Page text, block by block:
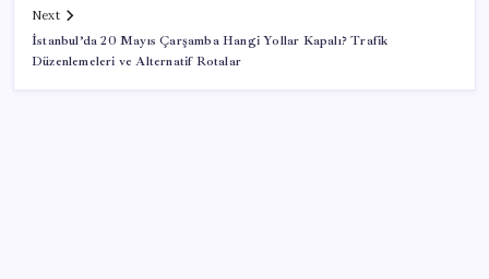
Next
İstanbul’da 20 Mayıs Çarşamba Hangi Yollar Kapalı? Trafik
Düzenlemeleri ve Alternatif Rotalar